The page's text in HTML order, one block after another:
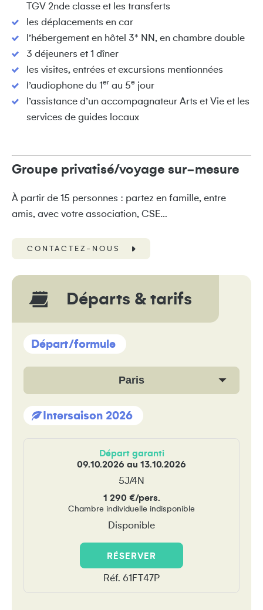
TGV 2nde classe et les transferts
les déplacements en car
l’hébergement en hôtel 3* NN, en chambre double
3 déjeuners et 1 dîner
les visites, entrées et excursions mentionnées
l’audiophone du 1er au 5e jour
l’assistance d’un accompagnateur Arts et Vie et les
services de guides locaux
Groupe privatisé/voyage sur-mesure
À partir de 15 personnes : partez en famille, entre
amis, avec votre association, CSE…
CONTACTEZ-NOUS
Départs & tarifs
Départ/formule
Paris
Intersaison 2026
Départ garanti
09.10.2026 au 13.10.2026
5J/4N
1 290 €/pers.
Chambre individuelle indisponible
Disponible
RÉSERVER
Réf. 61FT47P